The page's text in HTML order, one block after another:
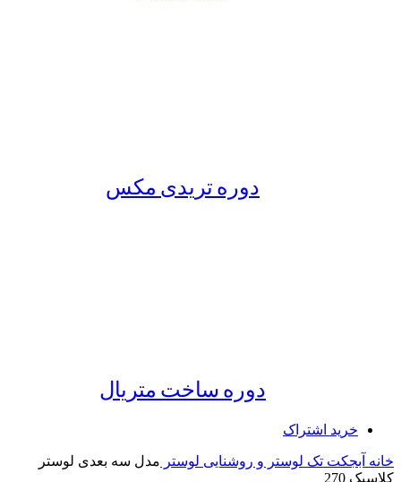
دوره تریدی مکس
دوره ساخت متریال
خرید اشتراک
خانه آبجکت تک لوستر و روشنایی لوستر مدل سه بعدی لوستر
کلاسیک 270